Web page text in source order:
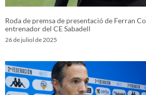
Roda de premsa de presentació de Ferran
entrenador del CE Sabadell
26 de juliol de 2025